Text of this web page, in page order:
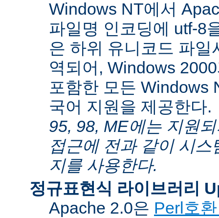
Windows NT에서
파일명 인코딩에 utf-8
은 하위 유니코드 파일
역되어, Windows
포함한 모든 Windows
국어 지원을 제공한다.
95, 98, ME에는 지원
접근에 전과 같이 시
지를 사용한다.
정규표현식 라이브러리
Apache 2.0은 Perl호